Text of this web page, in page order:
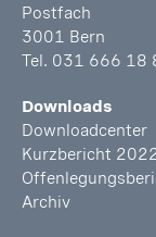
Postfach
3001 Bern
Tel. 031 666 18
Downloads
Downloadcenter
Kurzbericht
Archiv